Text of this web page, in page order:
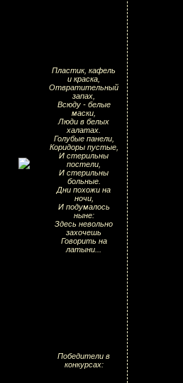
Пластик, кафель
и краска,
Отвратительный
запах,
Всюду - белые
маски,
Люди в белых
халатах.
Голубые панели,
Коридоры пустые,
И стерильны
постели,
И стерильны
больные.
Дни похожи на
ночи,
И подумалось
ныне:
Здесь невольно
захочешь
Говорить на
латыни...
Победители в
конкурсах: